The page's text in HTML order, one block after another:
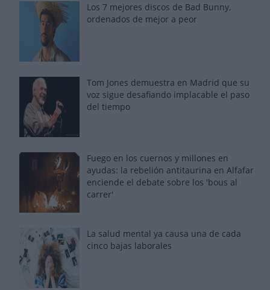
Los 7 mejores discos de Bad Bunny,
ordenados de mejor a peor
Tom Jones demuestra en Madrid que su
voz sigue desafiando implacable el paso
del tiempo
Fuego en los cuernos y millones en
ayudas: la rebelión antitaurina en Alfafar
enciende el debate sobre los 'bous al
carrer'
La salud mental ya causa una de cada
cinco bajas laborales